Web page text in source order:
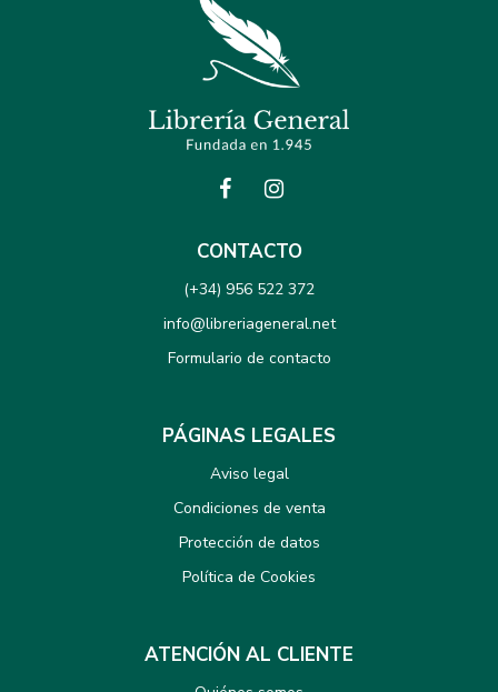
CONTACTO
(+34) 956 522 372
info@libreriageneral.net
Formulario de contacto
PÁGINAS LEGALES
Aviso legal
Condiciones de venta
Protección de datos
Política de Cookies
ATENCIÓN AL CLIENTE